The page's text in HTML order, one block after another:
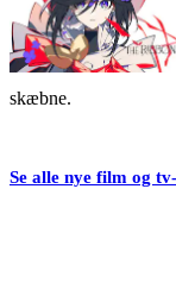
skæbne.
Se alle nye film og